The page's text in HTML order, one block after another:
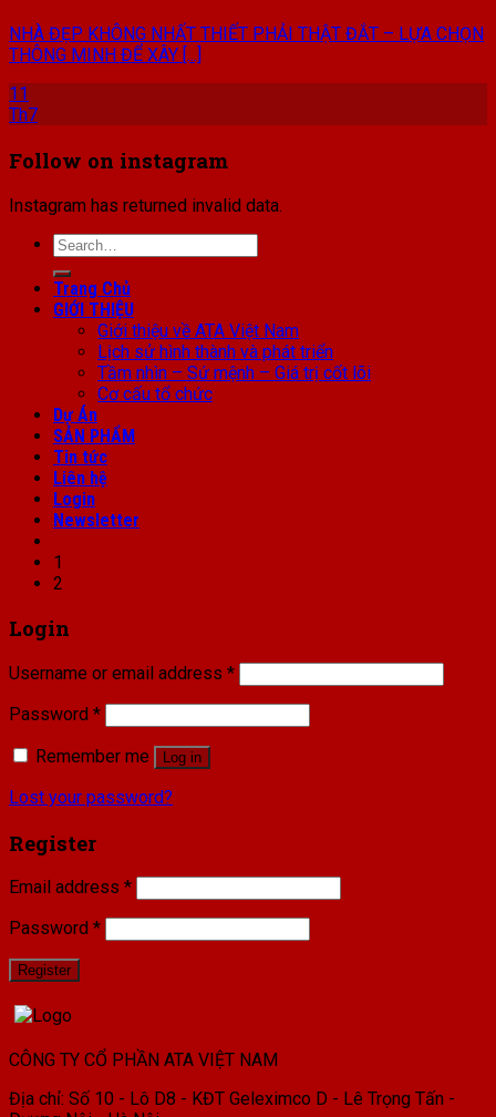
NHÀ ĐẸP KHÔNG NHẤT THIẾT PHẢI THẬT ĐẮT – LỰA CHỌN
THÔNG MINH ĐỂ XÂY [...]
11
Th7
Follow on instagram
Instagram has returned invalid data.
Search
for:
Trang Chủ
GIỚI THIỆU
Giới thiệu về ATA Việt Nam
Lịch sử hình thành và phát triển
Tầm nhìn – Sứ mệnh – Giá trị cốt lõi
Cơ cấu tổ chức
Dự Án
SẢN PHẨM
Tin tức
Liên hệ
Login
Newsletter
1
2
Login
Username or email address *
Password *
Remember me
Log in
Lost your password?
Register
Email address *
Password *
Register
CÔNG TY CỔ PHẦN ATA VIỆT NAM
Địa chỉ: Số 10 - Lô D8 - KĐT Geleximco D - Lê Trọng Tấn -